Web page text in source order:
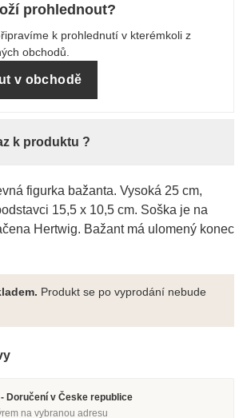
prohlednout?
k prohlednutí v kterémkoli z
obchodů.
v obchodě
k produktu ?
figurka bažanta. Vysoká 25 cm,
15,5 x 10,5 cm. Soška je na
Hertwig. Bažant má ulomený konec
Produkt se po vyprodání nebude
Doručení v Česke republice
na vybranou adresu